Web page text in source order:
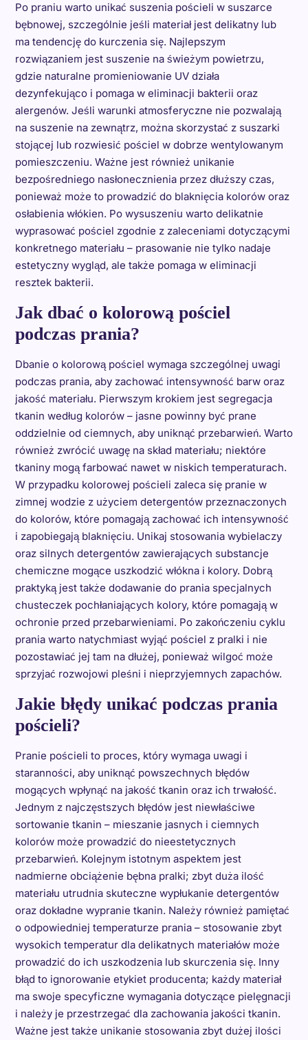
Po praniu warto unikać suszenia pościeli w suszarce
bębnowej, szczególnie jeśli materiał jest delikatny lub
ma tendencję do kurczenia się. Najlepszym
rozwiązaniem jest suszenie na świeżym powietrzu,
gdzie naturalne promieniowanie UV działa
dezynfekująco i pomaga w eliminacji bakterii oraz
alergenów. Jeśli warunki atmosferyczne nie pozwalają
na suszenie na zewnątrz, można skorzystać z suszarki
stojącej lub rozwiesić pościel w dobrze wentylowanym
pomieszczeniu. Ważne jest również unikanie
bezpośredniego nasłonecznienia przez dłuższy czas,
ponieważ może to prowadzić do blaknięcia kolorów oraz
osłabienia włókien. Po wysuszeniu warto delikatnie
wyprasować pościel zgodnie z zaleceniami dotyczącymi
konkretnego materiału – prasowanie nie tylko nadaje
estetyczny wygląd, ale także pomaga w eliminacji
resztek bakterii.
Jak dbać o kolorową pościel
podczas prania?
Dbanie o kolorową pościel wymaga szczególnej uwagi
podczas prania, aby zachować intensywność barw oraz
jakość materiału. Pierwszym krokiem jest segregacja
tkanin według kolorów – jasne powinny być prane
oddzielnie od ciemnych, aby uniknąć przebarwień. Warto
również zwrócić uwagę na skład materiału; niektóre
tkaniny mogą farbować nawet w niskich temperaturach.
W przypadku kolorowej pościeli zaleca się pranie w
zimnej wodzie z użyciem detergentów przeznaczonych
do kolorów, które pomagają zachować ich intensywność
i zapobiegają blaknięciu. Unikaj stosowania wybielaczy
oraz silnych detergentów zawierających substancje
chemiczne mogące uszkodzić włókna i kolory. Dobrą
praktyką jest także dodawanie do prania specjalnych
chusteczek pochłaniających kolory, które pomagają w
ochronie przed przebarwieniami. Po zakończeniu cyklu
prania warto natychmiast wyjąć pościel z pralki i nie
pozostawiać jej tam na dłużej, ponieważ wilgoć może
sprzyjać rozwojowi pleśni i nieprzyjemnych zapachów.
Jakie błędy unikać podczas prania
pościeli?
Pranie pościeli to proces, który wymaga uwagi i
staranności, aby uniknąć powszechnych błędów
mogących wpłynąć na jakość tkanin oraz ich trwałość.
Jednym z najczęstszych błędów jest niewłaściwe
sortowanie tkanin – mieszanie jasnych i ciemnych
kolorów może prowadzić do nieestetycznych
przebarwień. Kolejnym istotnym aspektem jest
nadmierne obciążenie bębna pralki; zbyt duża ilość
materiału utrudnia skuteczne wypłukanie detergentów
oraz dokładne wypranie tkanin. Należy również pamiętać
o odpowiedniej temperaturze prania – stosowanie zbyt
wysokich temperatur dla delikatnych materiałów może
prowadzić do ich uszkodzenia lub skurczenia się. Inny
błąd to ignorowanie etykiet producenta; każdy materiał
ma swoje specyficzne wymagania dotyczące pielęgnacji
i należy je przestrzegać dla zachowania jakości tkanin.
Ważne jest także unikanie stosowania zbyt dużej ilości